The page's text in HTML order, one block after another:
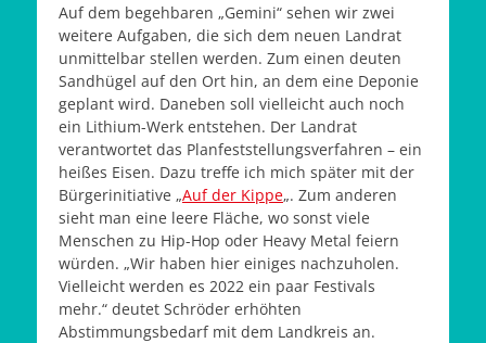
Auf dem begehbaren „Gemini“ sehen wir zwei
weitere Aufgaben, die sich dem neuen Landrat
unmittelbar stellen werden. Zum einen deuten
Sandhügel auf den Ort hin, an dem eine Deponie
geplant wird. Daneben soll vielleicht auch noch
ein Lithium-Werk entstehen. Der Landrat
verantwortet das Planfeststellungsverfahren – ein
heißes Eisen. Dazu treffe ich mich später mit der
Bürgerinitiative „Auf der Kippe„. Zum anderen
sieht man eine leere Fläche, wo sonst viele
Menschen zu Hip-Hop oder Heavy Metal feiern
würden. „Wir haben hier einiges nachzuholen.
Vielleicht werden es 2022 ein paar Festivals
mehr.“ deutet Schröder erhöhten
Abstimmungsbedarf mit dem Landkreis an.